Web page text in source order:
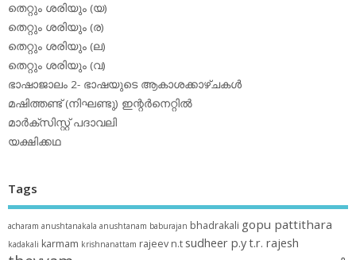
തെറ്റും ശരിയും (യ)
തെറ്റും ശരിയും (ര)
തെറ്റും ശരിയും (ല)
തെറ്റും ശരിയും (വ)
ഭാഷാജാലം 2- ഭാഷയുടെ ആകാശക്കാഴ്ചകള്‍
മഷിത്തണ്ട് (നിഘണ്ടു) ഇന്റര്‍നെറ്റില്‍
മാര്‍ക്‌സിസ്റ്റ് പദാവലി
യക്ഷിക്കഥ
Tags
acharam anushtanakala anushtanam baburajan bhadrakali gopu pattithara
kadakali karmam krishnanattam rajeev n.t sudheer p.yt.r. rajesh